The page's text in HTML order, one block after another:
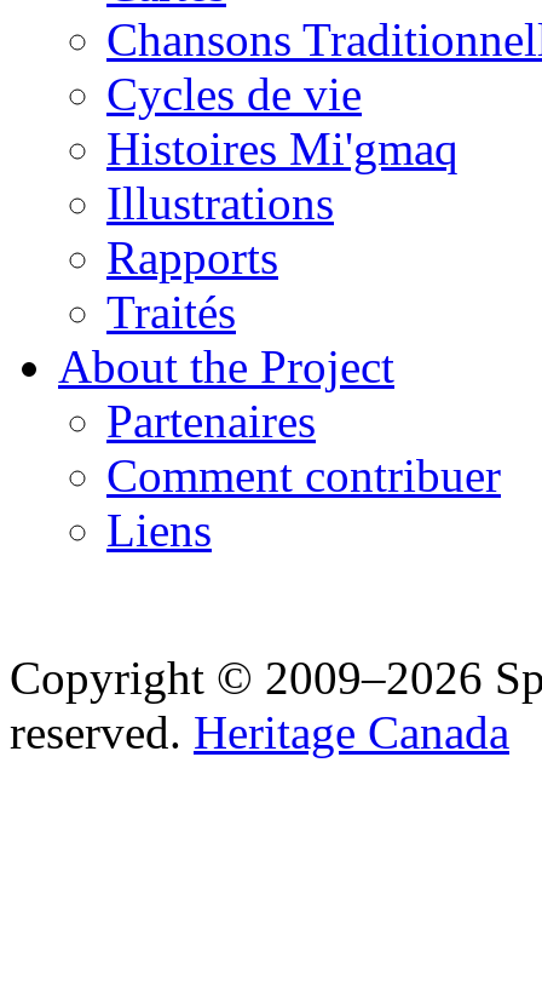
Chansons
Cycles de vie
Histoires Mi'gmaq
Illustrations
Rapports
Traités
About the Project
Partenaires
Comment contribuer
Liens
Copyright © 2009–2026
reserved. Heritage Canada